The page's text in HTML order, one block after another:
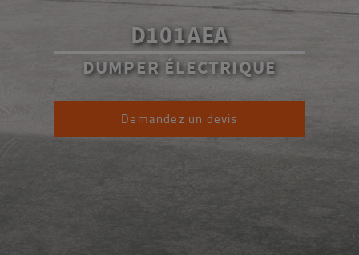
D101AEA
DUMPER ÉLECTRIQUE
Demandez un devis